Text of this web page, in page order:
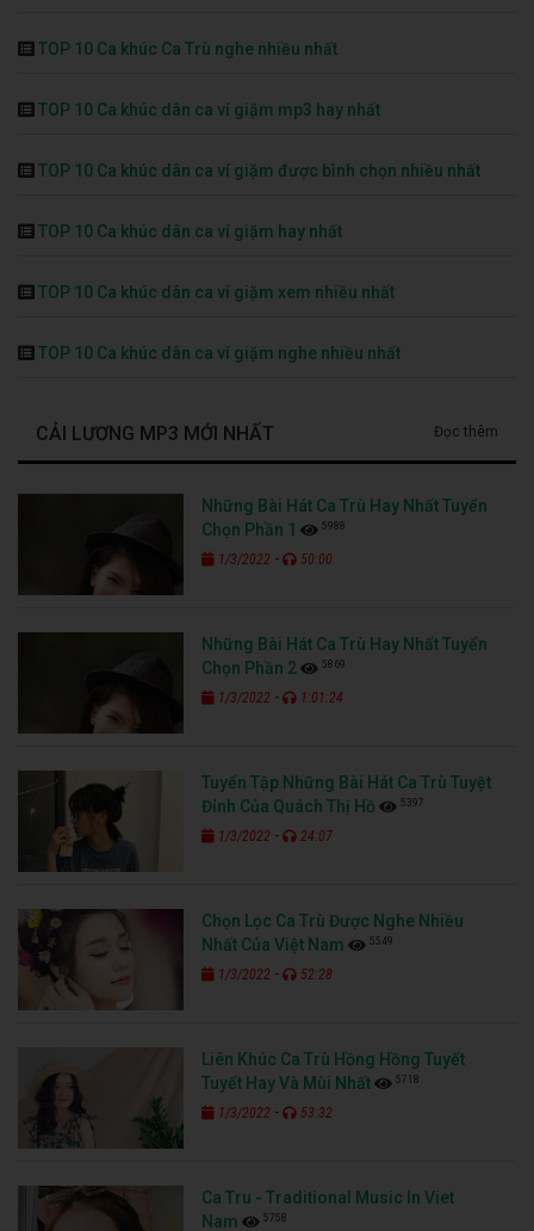
TOP 10 Ca khúc Ca Trù nghe nhiều nhất
TOP 10 Ca khúc dân ca ví giặm mp3 hay nhất
TOP 10 Ca khúc dân ca ví giặm được bình chọn nhiều nhất
TOP 10 Ca khúc dân ca ví giặm hay nhất
TOP 10 Ca khúc dân ca ví giặm xem nhiều nhất
TOP 10 Ca khúc dân ca ví giặm nghe nhiều nhất
CẢI LƯƠNG MP3 MỚI NHẤT Đọc thêm
Những Bài Hát Ca Trù Hay Nhất Tuyển
Chọn Phần 1
5988
1/3/2022 - 50:00
Những Bài Hát Ca Trù Hay Nhất Tuyển
Chọn Phần 2
5869
1/3/2022 - 1:01:24
Tuyển Tập Những Bài Hát Ca Trù Tuyệt
Đỉnh Của Quách Thị Hồ
5397
1/3/2022 - 24:07
Chọn Lọc Ca Trù Được Nghe Nhiều
Nhất Của Việt Nam
5549
1/3/2022 - 52:28
Liên Khúc Ca Trù Hồng Hồng Tuyết
Tuyết Hay Và Mùi Nhất
5718
1/3/2022 - 53:32
Ca Tru - Traditional Music In Viet
Nam
5758